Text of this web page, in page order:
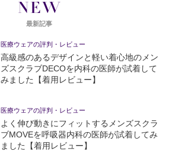
NEW
最新記事
医療ウェアの評判・レビュー
高級感のあるデザインと軽い着心地のメン
ズスクラブDECOを内科の医師が試着して
みました【着用レビュー】
医療ウェアの評判・レビュー
よく伸び動きにフィットするメンズスクラ
ブMOVEを呼吸器内科の医師が試着してみ
ました【着用レビュー】